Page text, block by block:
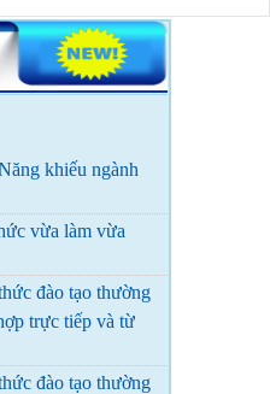
khiếu ngành
vừa làm vừa
đào tạo thường
trực tiếp và từ
đào tạo thường